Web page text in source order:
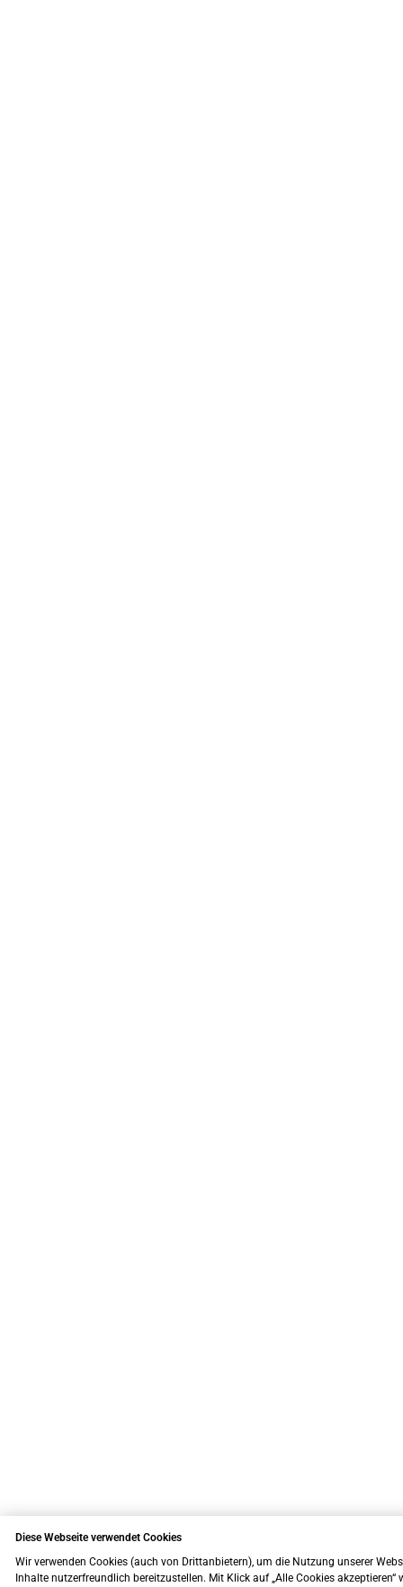
Diese Webseite verwendet Cookies
Wir verwenden Cookies (auch von Drittanbietern), um die Nutzung unserer
Inhalte nutzerfreundlich bereitzustellen. Mit Klick auf „Alle Cookies akzeptieren“